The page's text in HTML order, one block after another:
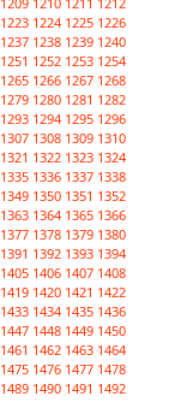
1223 1224 1225 1226
1237 1238 1239 1240
1251 1252 1253 1254
1265 1266 1267 1268
1279 1280 1281 1282
1293 1294 1295 1296
1307 1308 1309 1310
1321 1322 1323 1324
1335 1336 1337 1338
1349 1350 1351 1352
1363 1364 1365 1366
1377 1378 1379 1380
1391 1392 1393 1394
1405 1406 1407 1408
1419 1420 1421 1422
1433 1434 1435 1436
1447 1448 1449 1450
1461 1462 1463 1464
1475 1476 1477 1478
1489 1490 1491 1492